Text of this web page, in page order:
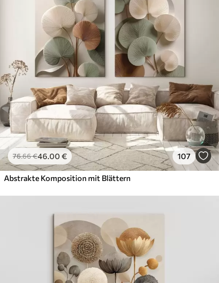
76.66€46.00 € 107
Abstrakte Komposition mit Blättern